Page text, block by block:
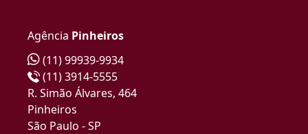
Agência Pinheiros
(11) 99939-9934
(11) 3914-5555
R. Simão Álvares, 464
Pinheiros
São Paulo - SP